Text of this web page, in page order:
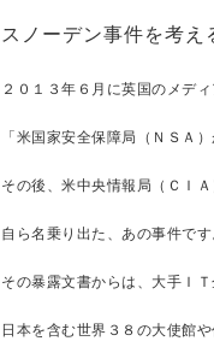
スノーデン事件を考え
２０１３年６月に英国のメデ
「米国家安全保障局（ＮＳＡ
その後、米中央情報局（ＣＩ
自ら名乗り出た、あの事件です
その暴露文書からは、大手Ｉ
日本を含む世界３８の大使館